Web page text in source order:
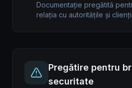
Documentație pregătită
relația cu autoritățile și clienții
Pregătire pentru
securitate